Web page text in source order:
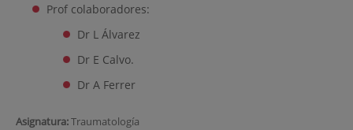
Prof colaboradores:
Dr L Álvarez
Dr E Calvo.
Dr A Ferrer
Asignatura:Traumatología